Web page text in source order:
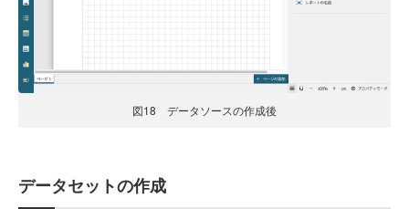
図18 データソースの作成後
データセットの作成